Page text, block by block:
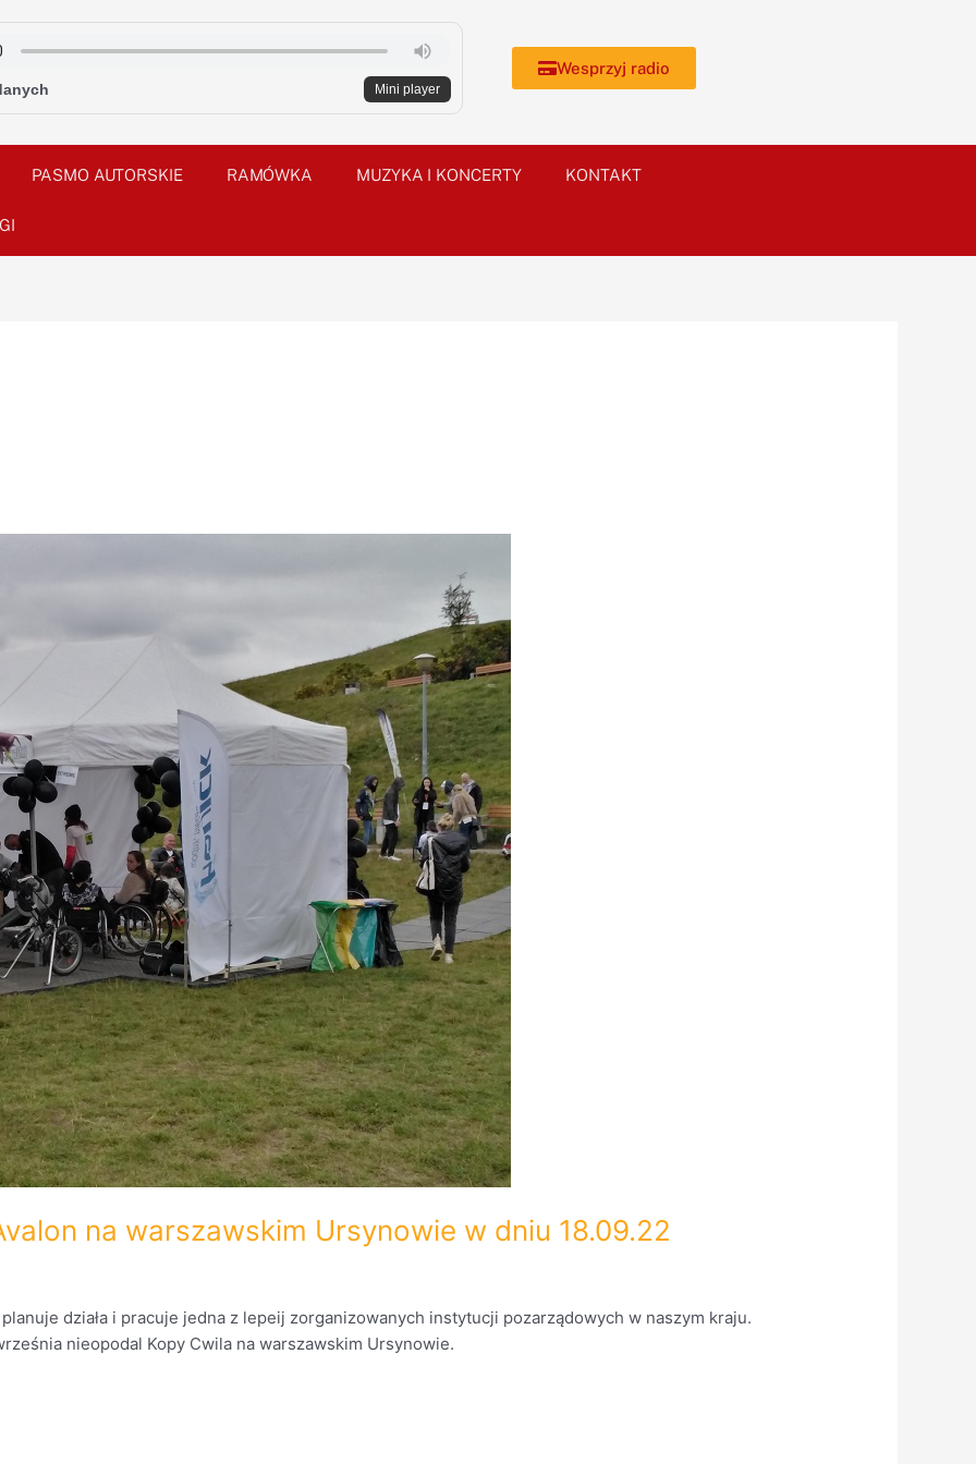
Mini player
Wesprzyj radio
PASMO AUTORSKIE RAMÓWKA MUZYKA I KONCERTY KONTAKT
na warszawskim Ursynowie w dniu 18.09.22
planuje działa i pracuje jedna z lepeij zorganizowanych instytucji pozarządowych w naszym kraju.
nieopodal Kopy Cwila na warszawskim Ursynowie.